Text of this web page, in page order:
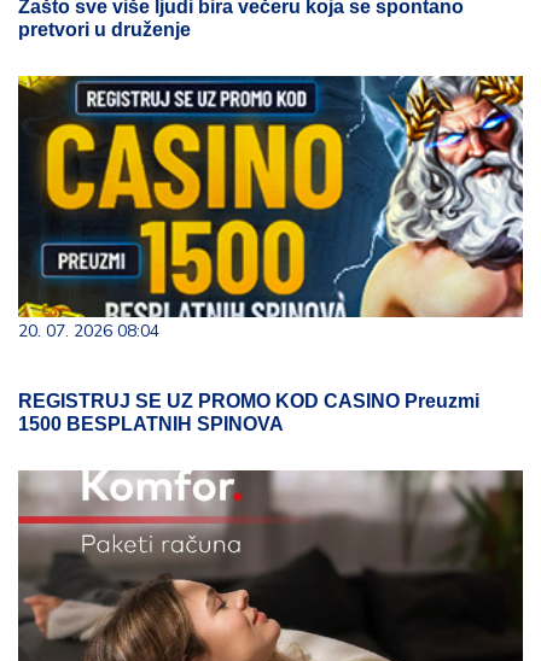
Zašto sve više ljudi bira večeru koja se spontano
pretvori u druženje
20. 07. 2026 08:04
REGISTRUJ SE UZ PROMO KOD CASINO Preuzmi
1500 BESPLATNIH SPINOVA